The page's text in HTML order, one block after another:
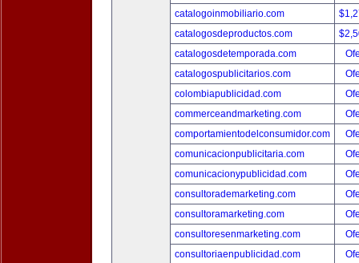
catalogoinmobiliario.com
catalogosdeproductos.com
catalogosdetemporada.com
catalogospublicitarios.com
colombiapublicidad.com
commerceandmarketing.com
comportamientodelconsumidor.com
comunicacionpublicitaria.com
comunicacionypublicidad.com
consultorademarketing.com
consultoramarketing.com
consultoresenmarketing.com
consultoriaenpublicidad.com